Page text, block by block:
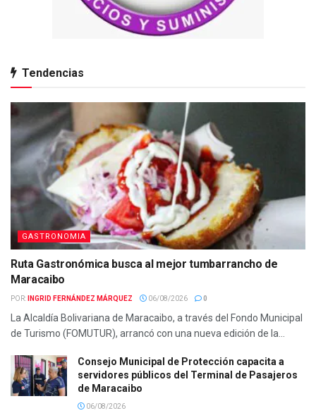
Tendencias
GASTRONOMIA
Ruta Gastronómica busca al mejor tumbarrancho de
Maracaibo
POR: INGRID FERNÁNDEZ MÁRQUEZ 06/08/2026 0
La Alcaldía Bolivariana de Maracaibo, a través del Fondo Municipal
de Turismo (FOMUTUR), arrancó con una nueva edición de la...
Consejo Municipal de Protección capacita a
servidores públicos del Terminal de Pasajeros
de Maracaibo
06/08/2026